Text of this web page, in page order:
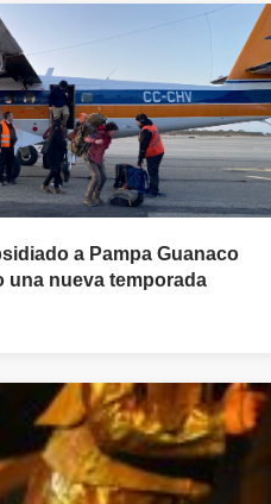
a Pampa Guanaco
una nueva temporada